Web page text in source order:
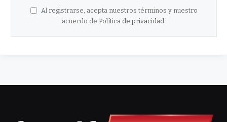
Al registrarse, acepta nuestros términos y nuestro
acuerdo de Política de privacidad